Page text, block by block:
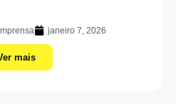
janeiro 7, 2026
mais